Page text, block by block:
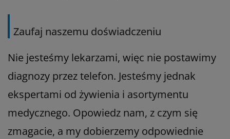
Zaufaj naszemu doświadczeniu
Nie jesteśmy lekarzami, więc nie postawimy
diagnozy przez telefon. Jesteśmy jednak
ekspertami od żywienia i asortymentu
medycznego. Opowiedz nam, z czym się
zmagacie, a my dobierzemy odpowiednie